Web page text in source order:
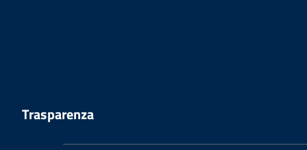
Trasparenza